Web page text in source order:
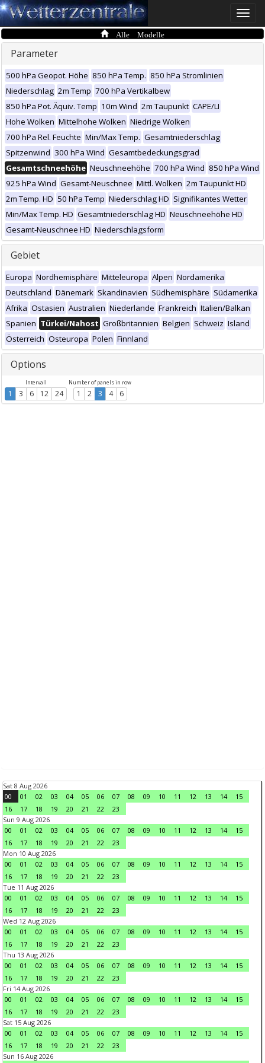
Toggle
Alle Modelle
Parameter
500 hPa Geopot. Höhe 850 hPa Temp. 850 hPa Stromlinien
Niederschlag 2m Temp 700 hPa Vertikalbew
850 hPa Pot. Äquiv. Temp 10m Wind 2m Taupunkt CAPE/LI
Hohe Wolken Mittelhohe Wolken Niedrige Wolken
700 hPa Rel. Feuchte Min/Max Temp. Gesamtniederschlag
Spitzenwind 300 hPa Wind Gesamtbedeckungsgrad
Gesamtschneehöhe Neuschneehöhe 700 hPa Wind 850 hPa Wind
925 hPa Wind Gesamt-Neuschnee Mittl. Wolken 2m Taupunkt HD
2m Temp. HD 50 hPa Temp Niederschlag HD Signifikantes Wetter
Min/Max Temp. HD Gesamtniederschlag HD Neuschneehöhe HD
Gesamt-Neuschnee HD Niederschlagsform
Gebiet
Europa Nordhemisphäre Mitteleuropa Alpen Nordamerika
Deutschland Dänemark Skandinavien Südhemisphäre Südamerika
Afrika Ostasien Australien Niederlande Frankreich Italien/Balkan
Spanien Türkei/Nahost Großbritannien Belgien Schweiz Island
Österreich Osteuropa Polen Finnland
Options
Intervall
1 3 6 12 24
Number of panels in row
1 2 3 4 6
Sat 8 Aug 2026
00
01 02 03 04 05 06 07 08 09 10 11 12 13 14
15
16
17 18 19 20 21 22
23
Sun 9 Aug 2026
00
01 02 03 04 05 06 07 08 09 10 11 12 13 14
15
16
17 18 19 20 21 22
23
Mon 10 Aug 2026
00
01 02 03 04 05 06 07 08 09 10 11 12 13 14
15
16
17 18 19 20 21 22
23
Tue 11 Aug 2026
00
01 02 03 04 05 06 07 08 09 10 11 12 13 14
15
16
17 18 19 20 21 22
23
Wed 12 Aug 2026
00
01 02 03 04 05 06 07 08 09 10 11 12 13 14
15
16
17 18 19 20 21 22
23
Thu 13 Aug 2026
00
01 02 03 04 05 06 07 08 09 10 11 12 13 14
15
16
17 18 19 20 21 22
23
Fri 14 Aug 2026
00
01 02 03 04 05 06 07 08 09 10 11 12 13 14
15
16
17 18 19 20 21 22
23
Sat 15 Aug 2026
00
01 02 03 04 05 06 07 08 09 10 11 12 13 14
15
16
17 18 19 20 21 22
23
Sun 16 Aug 2026